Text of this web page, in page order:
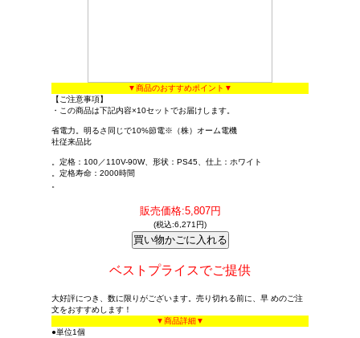
▼商品のおすすめポイント▼
【ご注意事項】
・この商品は下記内容×10セットでお届けします。
省電力。明るさ同じで10%節電※（株）オーム電機
社従来品比
。定格：100／110V-90W、形状：PS45、仕上：ホワイト
。定格寿命：2000時間
販売価格:5,807円
(税込:6,271円)
ベストプライスでご提供
大好評につき、数に限りがございます。売り切れる前に、早 めのご注
文をおすすめします！
▼商品詳細▼
●単位1個